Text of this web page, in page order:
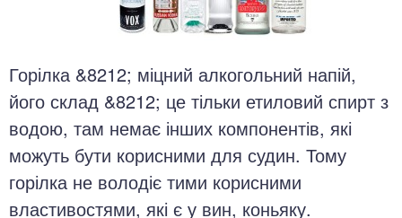
Горілка &8212; міцний алкогольний напій,
його склад &8212; це тільки етиловий спирт з
водою, там немає інших компонентів, які
можуть бути корисними для судин. Тому
горілка не володіє тими корисними
властивостями, які є у вин, коньяку.